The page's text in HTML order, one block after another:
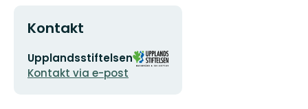
Kontakt
E-
postadress
Upplandsstiftelsen
Kontakt via e-post
Organisationens
logotyp